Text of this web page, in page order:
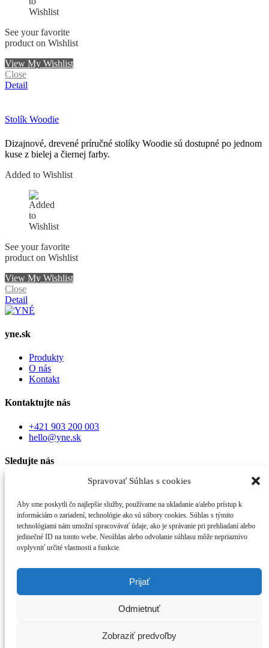
Spravovať Súhlas s cookies
Aby sme poskytli čo najlepšie služby, používame na ukladanie a/alebo prístup k
informáciám o zariadení, technológie ako sú súbory cookies. Súhlas s týmito
technológiami nám umožní spracovávať údaje, ako je správanie pri prehliadaní alebo
jedinečné ID na tomto webe. Nesúhlas alebo odvolanie súhlasu môže nepriaznivo
ovplyvniť určité vlastnosti a funkcie.
Prijať
Odmietnuť
Zobraziť predvoľby
See your favorite
product on Wishlist
View My Wishlist
Close
Detail
Stolík Woodie
Dizajnové, drevené príručné stolíky Woodie sú dostupné po jednom
kuse z bielej a čiernej farby.
Added to Wishlist
See your favorite
product on Wishlist
View My Wishlist
Close
Detail
yne.sk
Produkty
O nás
Kontakt
Kontaktujte nás
+421 903 200 003
hello@yne.sk
Sledujte nás
Yskinstagram Linkedin
Informácie
Obchodné podmienky
Ochrana osobných údajov
Používanie súborov cookie
© yne.sk 2023. Všetky práva vyhradené.